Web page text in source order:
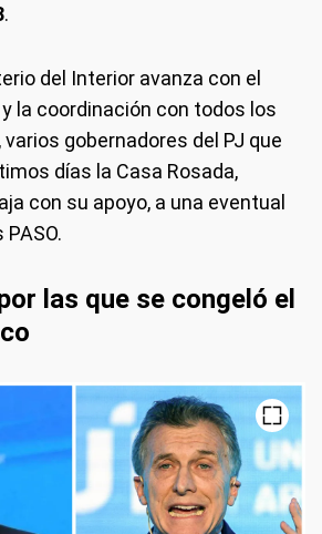
.
del Interior avanza con el
la coordinación con todos los
gobernadores del PJ que
días la Casa Rosada,
con su apoyo, a una eventual
las que se congeló el